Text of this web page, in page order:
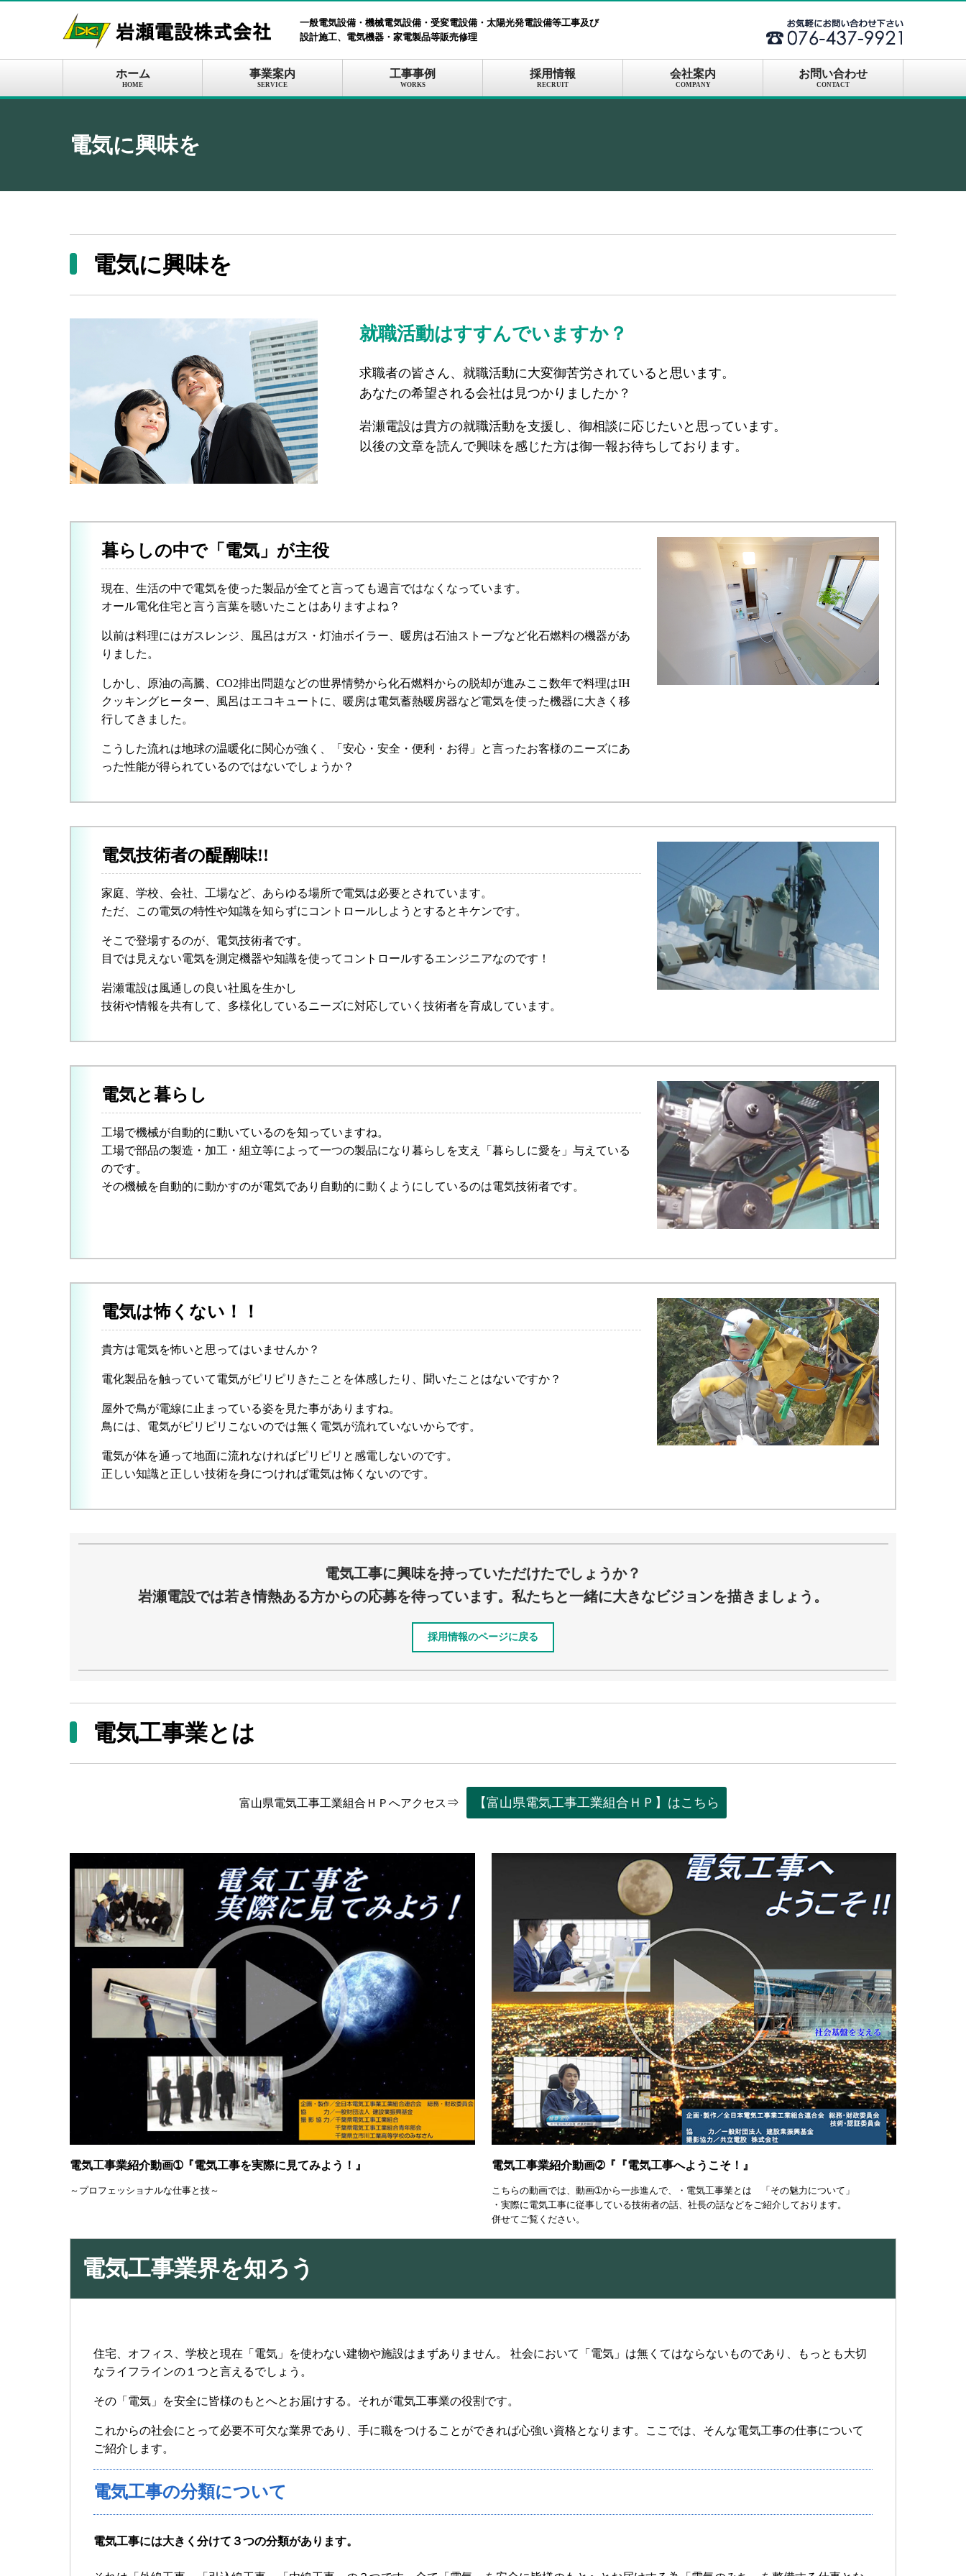
一般電気設備・機械電気設備・受変電設備・太陽光発電設備等工事及び
設計施工、電気機器・家電製品等販売修理
ホーム
HOME
事業案内
SERVICE
工事事例
WORKS
採用情報
RECRUIT
会社案内
COMPANY
お問い合わせ
CONTACT
電気に興味を
電気に興味を
就職活動はすすんでいますか？
求職者の皆さん、就職活動に大変御苦労されていると思います。
あなたの希望される会社は見つかりましたか？
岩瀬電設は貴方の就職活動を支援し、御相談に応じたいと思っています。
以後の文章を読んで興味を感じた方は御一報お待ちしております。
暮らしの中で「電気」が主役
現在、生活の中で電気を使った製品が全てと言っても過言ではなくなっています。
オール電化住宅と言う言葉を聴いたことはありますよね？
以前は料理にはガスレンジ、風呂はガス・灯油ボイラー、暖房は石油ストーブなど化石燃料の機器があ
りました。
しかし、原油の高騰、CO2排出問題などの世界情勢から化石燃料からの脱却が進みここ数年で料理はIH
クッキングヒーター、風呂はエコキュートに、暖房は電気蓄熱暖房器など電気を使った機器に大きく移
行してきました。
こうした流れは地球の温暖化に関心が強く、「安心・安全・便利・お得」と言ったお客様のニーズにあ
った性能が得られているのではないでしょうか？
電気技術者の醍醐味!!
家庭、学校、会社、工場など、あらゆる場所で電気は必要とされています。
ただ、この電気の特性や知識を知らずにコントロールしようとするとキケンです。
そこで登場するのが、電気技術者です。
目では見えない電気を測定機器や知識を使ってコントロールするエンジニアなのです！
岩瀬電設は風通しの良い社風を生かし
技術や情報を共有して、多様化しているニーズに対応していく技術者を育成しています。
電気と暮らし
工場で機械が自動的に動いているのを知っていますね。
工場で部品の製造・加工・組立等によって一つの製品になり暮らしを支え「暮らしに愛を」与えている
のです。
その機械を自動的に動かすのが電気であり自動的に動くようにしているのは電気技術者です。
電気は怖くない！！
貴方は電気を怖いと思ってはいませんか？
電化製品を触っていて電気がピリピリきたことを体感したり、聞いたことはないですか？
屋外で鳥が電線に止まっている姿を見た事がありますね。
鳥には、電気がピリピリこないのでは無く電気が流れていないからです。
電気が体を通って地面に流れなければピリピリと感電しないのです。
正しい知識と正しい技術を身につければ電気は怖くないのです。
電気工事に興味を持っていただけたでしょうか？
岩瀬電設では若き情熱ある方からの応募を待っています。私たちと一緒に大きなビジョンを描きましょう。
採用情報のページに戻る
電気工事業とは
富山県電気工事工業組合ＨＰへアクセス 【富山県電気工事工業組合ＨＰ】はこちら
電気工事業紹介動画➀『電気工事を実際に見てみよう！』
～プロフェッショナルな仕事と技～
電気工事業紹介動画➁『『電気工事へようこそ！』
こちらの動画では、動画➀から一歩進んで、・電気工事業とは 「その魅力について」
・実際に電気工事に従事している技術者の話、社長の話などをご紹介しております。
併せてご覧ください。
電気工事業界を知ろう
住宅、オフィス、学校と現在「電気」を使わない建物や施設はまずありません。 社会において「電気」は無くてはならないものであり、もっとも大切
なライフラインの１つと言えるでしょう。
その「電気」を安全に皆様のもとへとお届けする。それが電気工事業の役割です。
これからの社会にとって必要不可欠な業界であり、手に職をつけることができれば心強い資格となります。ここでは、そんな電気工事の仕事について
ご紹介します。
電気工事の分類について
電気工事には大きく分けて３つの分類があります。